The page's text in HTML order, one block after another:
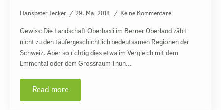
Hanspeter Jecker 29. Mai 2018 Keine Kommentare
Gewiss: Die Landschaft Oberhasli im Berner Oberland zählt
nicht zu den täufergeschichtlich bedeutsamen Regionen der
Schweiz. Aber so richtig dies etwa im Vergleich mit dem
Emmental oder dem Grossraum Thun…
Read more